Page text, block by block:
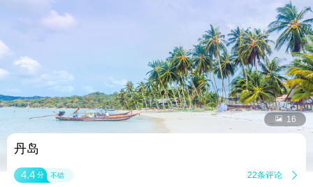
 16
丹岛
4.4 分 不错 22条评论 